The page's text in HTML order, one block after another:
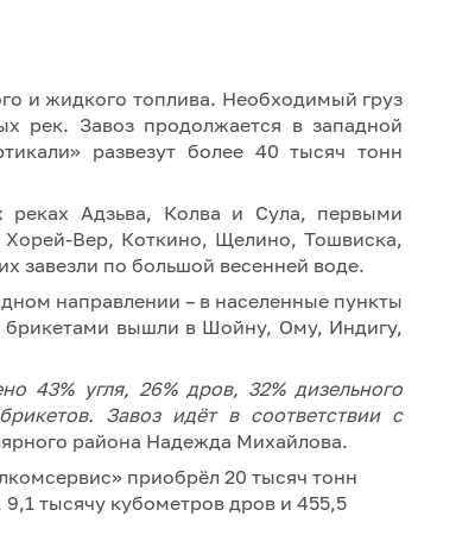
и жидкого топлива. Необходимый груз
рек. Завоз продолжается в западной
развезут более 40 тысяч тонн
реках Адзьва, Колва и Сула, первыми
Хорей-Вер, Коткино, Щелино, Тошвиска,
завезли по большой весенней воде.
направлении – в населенные пункты
вышли в Шойну, Ому, Индигу,
43% угля, 26% дров, 32% дизельного
Завоз идёт в соответствии с
района Надежда Михайлова.
приобрёл 20 тысяч тонн
тысячу кубометров дров и 455,5